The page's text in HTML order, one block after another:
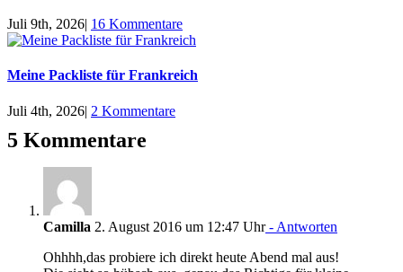
Juli 9th, 2026| 16 Kommentare
Meine Packliste für Frankreich
Juli 4th, 2026| 2 Kommentare
5 Kommentare
Camilla 2. August 2016 um 12:47 Uhr- Antworten
Ohhhh,das probiere ich direkt heute Abend mal aus!